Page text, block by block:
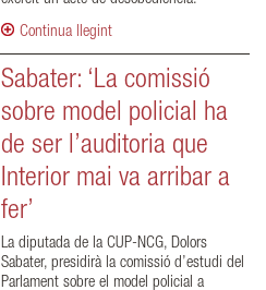
Continua llegint
Sabater: ‘La comissió
sobre model policial ha
de ser l’auditoria que
Interior mai va arribar a
fer’
La diputada de la CUP-NCG, Dolors
Sabater, presidirà la comissió d’estudi del
Parlament sobre el model policial a